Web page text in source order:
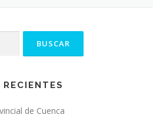
de Cuenca